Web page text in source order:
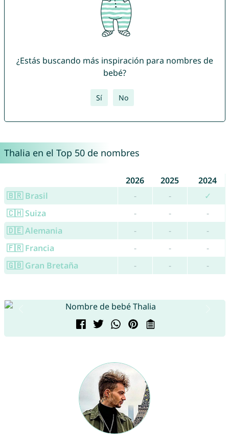
¿Estás buscando más inspiración para nombres de
bebé?
Sí No
Thalia en el Top 50 de nombres
2026 2025
2024
🇧🇷 Brasil
- -
✓
🇨🇭 Suiza
- -
-
🇩🇪 Alemania
- -
-
🇫🇷 Francia
- -
-
🇬🇧 Gran Bretaña
- - -